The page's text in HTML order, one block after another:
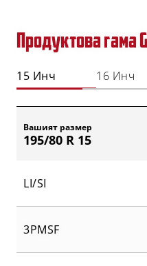
Продуктова гама
15 Инч 16 Инч
Вашият размер
195/80 R 15
LI/SI
3PMSF